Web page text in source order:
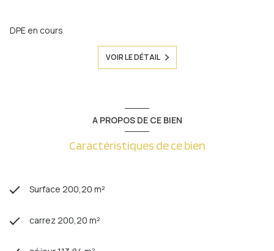
DPE en cours
VOIR LE DÉTAIL
A PROPOS DE CE BIEN
Caractéristiques de ce bien
Surface 200,20 m²
carrez 200,20 m²